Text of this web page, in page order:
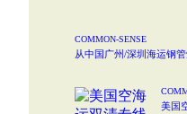
COMMON-SENSE
从中国广州/深圳海运钢
美国